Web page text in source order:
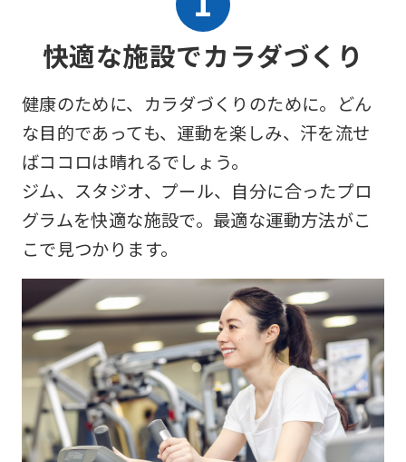
快適な施設でカラダづくり
健康のために、カラダづくりのために。どん
な目的であっても、運動を楽しみ、汗を流せ
ばココロは晴れるでしょう。
ジム、スタジオ、プール、自分に合ったプロ
グラムを快適な施設で。最適な運動方法がこ
こで見つかります。